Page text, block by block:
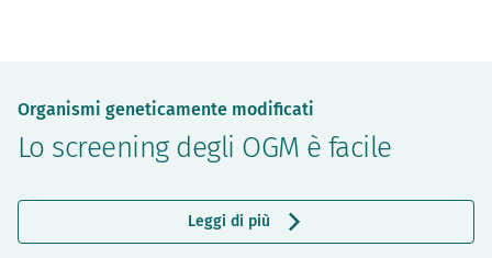
Organismi geneticamente modificati
Lo screening degli OGM è facile
Leggi di più